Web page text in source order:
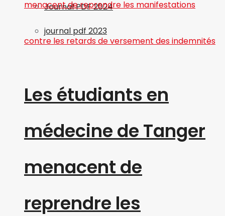
Journal PDF 2024
journal pdf 2023
Les étudiants en
médecine de Tanger
menacent de
reprendre les